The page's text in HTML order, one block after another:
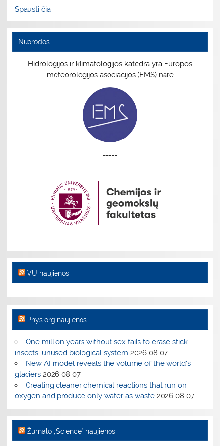
Spausti čia
Nuorodos
Hidrologijos ir klimatologijos katedra yra Europos
meteorologijos asociacijos (EMS) narė
-----
VU naujienos
Phys.org naujienos
One million years without sex fails to erase stick
insects' unused biological system 2026 08 07
New AI model reveals the volume of the world's
glaciers 2026 08 07
Creating cleaner chemical reactions that run on
oxygen and produce only water as waste 2026 08 07
Žurnalo „Science” naujienos